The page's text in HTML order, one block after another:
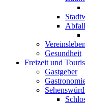
Gesundheit
Freizeit und
Gastgeber